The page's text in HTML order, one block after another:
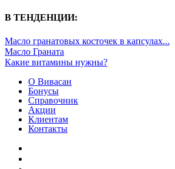
В ТЕНДЕНЦИИ:
Масло гранатовых косточек в капсулах...
Масло Граната
Какие витамины нужны?
О Вивасан
Бонусы
Справочник
Акции
Клиентам
Контакты